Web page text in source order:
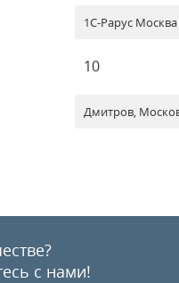
1С-Рарус Москва
10
Дмитров,
с нами!